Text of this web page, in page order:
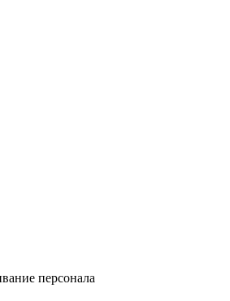
персонала